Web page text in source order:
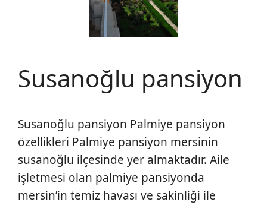
Susanoğlu pansiyon
Susanoğlu pansiyon Palmiye pansiyon
özellikleri Palmiye pansiyon mersinin
susanoğlu ilçesinde yer almaktadır. Aile
işletmesi olan palmiye pansiyonda
mersin’in temiz havası ve sakinliği ile